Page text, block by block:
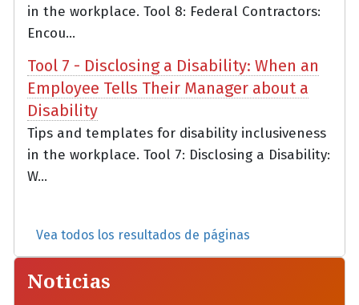
in the workplace. Tool 8: Federal Contractors:
Encou...
Tool 7 - Disclosing a Disability: When an
Employee Tells Their Manager about a
Disability
Tips and templates for disability inclusiveness
in the workplace. Tool 7: Disclosing a Disability:
W...
Vea todos los resultados de páginas
Noticias